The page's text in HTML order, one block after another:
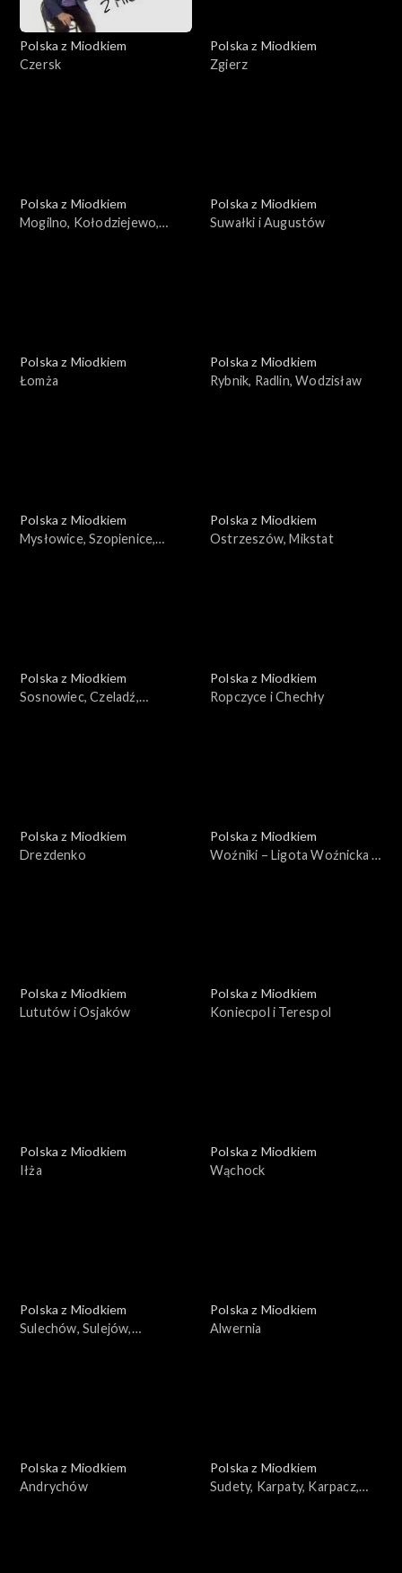
Polska z Miodkiem
Czersk
Polska z Miodkiem
Zgierz
Polska z Miodkiem
Mogilno, Kołodziejewo,
Polska z Miodkiem
Suwałki i Augustów
Polska z Miodkiem
Łomża
Polska z Miodkiem
Rybnik, Radlin, Wodzisław
Polska z Miodkiem
Mysłowice, Szopienice,
Polska z Miodkiem
Ostrzeszów, Mikstat
Polska z Miodkiem
Sosnowiec, Czeladź,
Polska z Miodkiem
Ropczyce i Chechły
Polska z Miodkiem
Drezdenko
Polska z Miodkiem
Woźniki – Ligota Woźnicka –
Polska z Miodkiem
Lututów i Osjaków
Polska z Miodkiem
Koniecpol i Terespol
Polska z Miodkiem
Iłża
Polska z Miodkiem
Wąchock
Polska z Miodkiem
Sulechów, Sulejów,
Polska z Miodkiem
Alwernia
Polska z Miodkiem
Andrychów
Polska z Miodkiem
Sudety, Karpaty, Karpacz,